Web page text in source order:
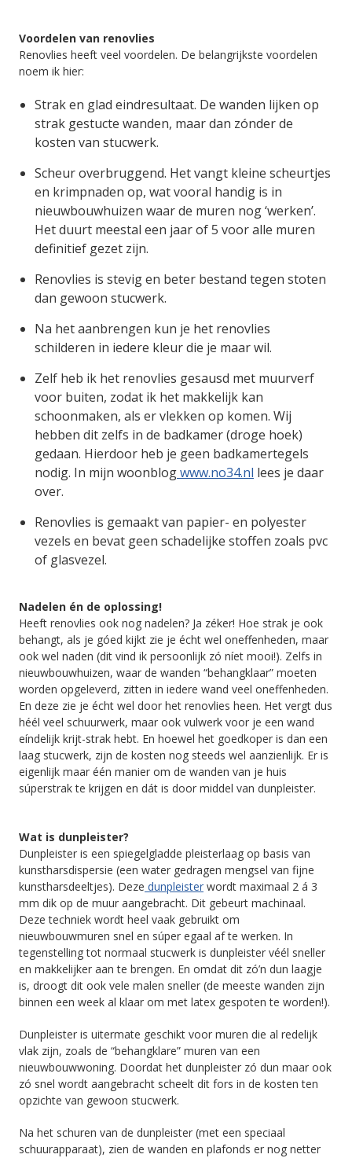
Voordelen van renovlies
Renovlies heeft veel voordelen. De belangrijkste voordelen
noem ik hier:
Strak en glad eindresultaat. De wanden lijken op
strak gestucte wanden, maar dan zónder de
kosten van stucwerk.
Scheur overbruggend. Het vangt kleine scheurtjes
en krimpnaden op, wat vooral handig is in
nieuwbouwhuizen waar de muren nog ‘werken’.
Het duurt meestal een jaar of 5 voor alle muren
definitief gezet zijn.
Renovlies is stevig en beter bestand tegen stoten
dan gewoon stucwerk.
Na het aanbrengen kun je het renovlies
schilderen in iedere kleur die je maar wil.
Zelf heb ik het renovlies gesausd met muurverf
voor buiten, zodat ik het makkelijk kan
schoonmaken, als er vlekken op komen. Wij
hebben dit zelfs in de badkamer (droge hoek)
gedaan. Hierdoor heb je geen badkamertegels
nodig. In mijn woonblogwww.no34.nl lees je daar
over.
Renovlies is gemaakt van papier- en polyester
vezels en bevat geen schadelijke stoffen zoals pvc
of glasvezel.
Nadelen én de oplossing!
Heeft renovlies ook nog nadelen? Ja zéker! Hoe strak je ook
behangt, als je góed kijkt zie je écht wel oneffenheden, maar
ook wel naden (dit vind ik persoonlijk zó níet mooi!). Zelfs in
nieuwbouwhuizen, waar de wanden “behangklaar” moeten
worden opgeleverd, zitten in iedere wand veel oneffenheden.
En deze zie je écht wel door het renovlies heen. Het vergt dus
héél veel schuurwerk, maar ook vulwerk voor je een wand
eíndelijk krijt-strak hebt. En hoewel het goedkoper is dan een
laag stucwerk, zijn de kosten nog steeds wel aanzienlijk. Er is
eigenlijk maar één manier om de wanden van je huis
súperstrak te krijgen en dát is door middel van dunpleister.
Wat is dunpleister?
Dunpleister is een spiegelgladde pleisterlaag op basis van
kunstharsdispersie (een water gedragen mengsel van fijne
kunstharsdeeltjes). Deze dunpleister wordt maximaal 2 á 3
mm dik op de muur aangebracht. Dit gebeurt machinaal.
Deze techniek wordt heel vaak gebruikt om
nieuwbouwmuren snel en súper egaal af te werken. In
tegenstelling tot normaal stucwerk is dunpleister véél sneller
en makkelijker aan te brengen. En omdat dit zó’n dun laagje
is, droogt dit ook vele malen sneller (de meeste wanden zijn
binnen een week al klaar om met latex gespoten te worden!).
Dunpleister is uitermate geschikt voor muren die al redelijk
vlak zijn, zoals de “behangklare” muren van een
nieuwbouwwoning. Doordat het dunpleister zó dun maar ook
zó snel wordt aangebracht scheelt dit fors in de kosten ten
opzichte van gewoon stucwerk.
Na het schuren van de dunpleister (met een speciaal
schuurapparaat), zien de wanden en plafonds er nog netter